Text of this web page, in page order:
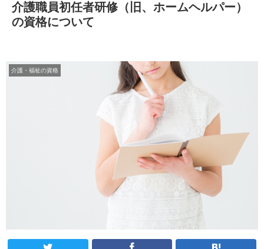
介護職員初任者研修（旧、ホームヘルパー）
の資格について
介護・福祉の資格